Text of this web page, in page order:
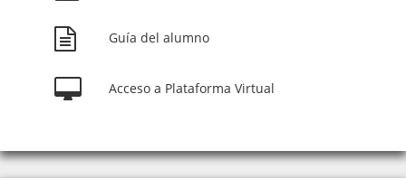
Guía del alumno
Acceso a Plataforma Virtual